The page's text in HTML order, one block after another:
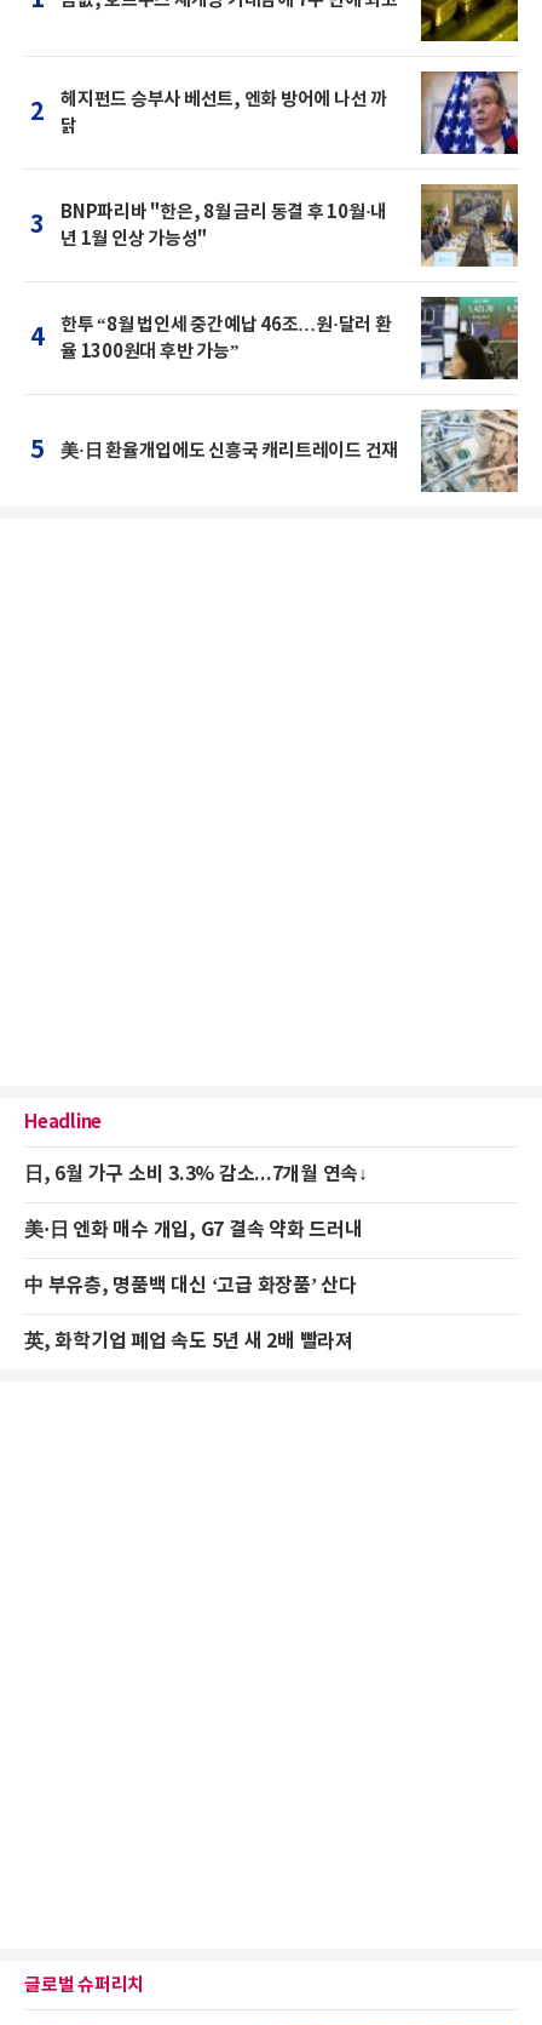
2
헤지펀드 승부사 베선트, 엔화 방어에 나선 까
닭
3
BNP파리바 "한은, 8월 금리 동결 후 10월·내
년 1월 인상 가능성"
4
한투 “8월 법인세 중간예납 46조…원·달러 환
율 1300원대 후반 가능”
5 美·日 환율개입에도 신흥국 캐리트레이드 건재
Headline
日, 6월 가구 소비 3.3% 감소...7개월 연속↓
美·日 엔화 매수 개입, G7 결속 약화 드러내
中 부유층, 명품백 대신 ‘고급 화장품’ 산다
英, 화학기업 폐업 속도 5년 새 2배 빨라져
글로벌 슈퍼리치